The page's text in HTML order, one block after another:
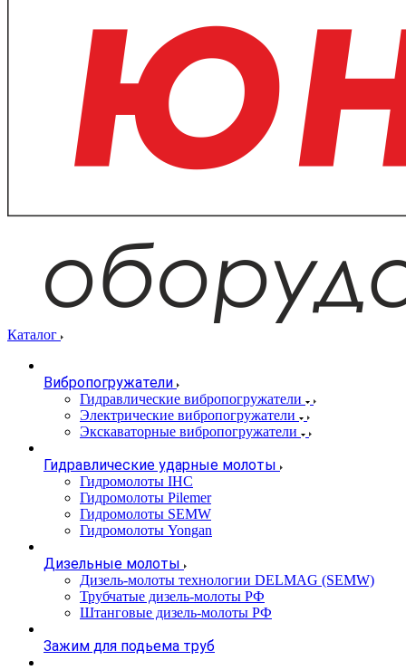
Каталог
Вибропогружатели
Гидравлические вибропогружатели
Электрические вибропогружатели
Экскаваторные вибропогружатели
Гидравлические ударные молоты
Гидромолоты IHC
Гидромолоты Pilemer
Гидромолоты SEMW
Гидромолоты Yongan
Дизельные молоты
Дизель-молоты технологии DELMAG (SEMW)
Трубчатые дизель-молоты РФ
Штанговые дизель-молоты РФ
Зажим для подьема труб